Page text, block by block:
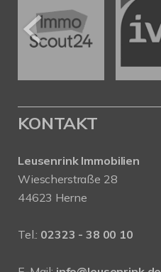
KONTAKT
Leusenrink Immobilien
Wiescherstraße 28
44623 Herne
Tel.: 02323 - 38 00 10